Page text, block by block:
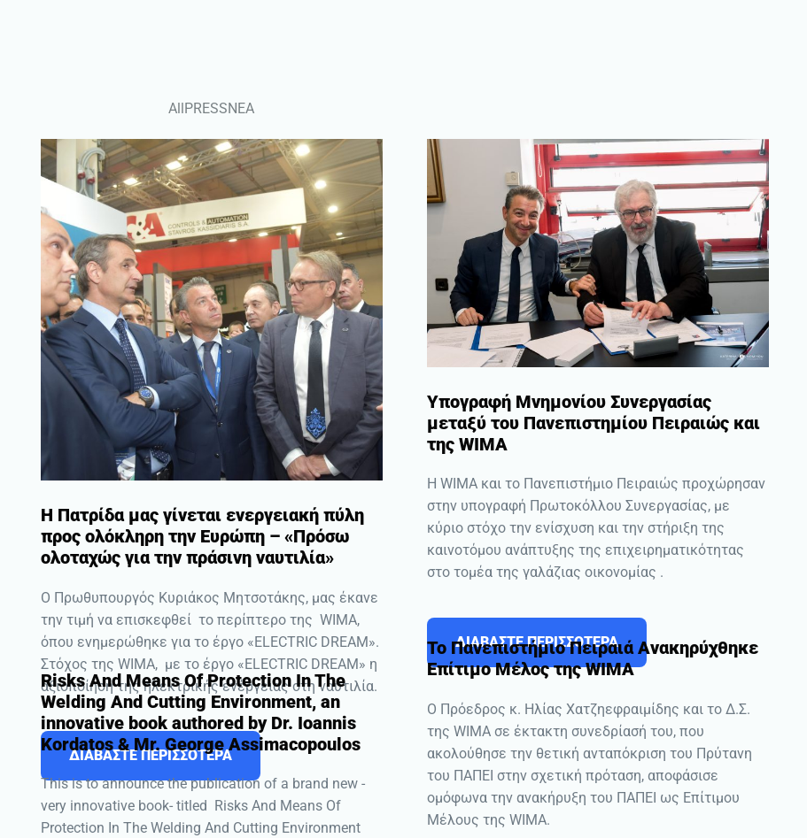
All PRESS ΝΕΑ
Η Πατρίδα μας γίνεται ενεργειακή πύλη
προς ολόκληρη την Ευρώπη – «Πρόσω
ολοταχώς για την πράσινη ναυτιλία»
Ο Πρωθυπουργός Κυριάκος Μητσοτάκης, μας έκανε
την τιμή να επισκεφθεί το περίπτερο της WIMA,
όπου ενημερώθηκε για το έργο «ELECTRIC DREAM».
Στόχος της WIMA, με το έργο «ELECTRIC DREAM» η
αξιοποίηση της ηλεκτρικής ενέργειας στη ναυτιλία.
ΔΙΑΒΑΣΤΕ ΠΕΡΙΣΣΟΤΕΡΑ
Υπογραφή Μνημονίου Συνεργασίας
μεταξύ του Πανεπιστημίου Πειραιώς και
της WIMA
Η WIMA και το Πανεπιστήμιο Πειραιώς προχώρησαν
στην υπογραφή Πρωτοκόλλου Συνεργασίας, με
κύριο στόχο την ενίσχυση και την στήριξη της
καινοτόμου ανάπτυξης της επιχειρηματικότητας
στο τομέα της γαλάζιας οικονομίας .
ΔΙΑΒΑΣΤΕ ΠΕΡΙΣΣΟΤΕΡΑ
Risks And Means Of Protection In The
Welding And Cutting Environment, an
innovative book authored by Dr. Ioannis
Kordatos & Mr. George Assimacopoulos
This is to announce the publication of a brand new -
very innovative book- titled Risks And Means Of
Protection In The Welding And Cutting Environment
Το Πανεπιστήμιο Πειραιά Ανακηρύχθηκε
Επίτιμο Μέλος της WIMA
Ο Πρόεδρος κ. Ηλίας Χατζηεφραιμίδης και το Δ.Σ.
της WIMA σε έκτακτη συνεδρίασή του, που
ακολούθησε την θετική ανταπόκριση του Πρύτανη
του ΠΑΠΕΙ στην σχετική πρόταση, αποφάσισε
ομόφωνα την ανακήρυξη του ΠΑΠΕΙ ως Επίτιμου
Μέλους της WIMA.